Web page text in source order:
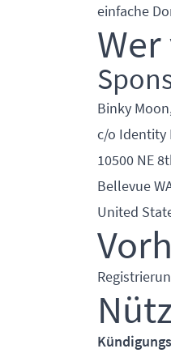
einfache
Binky
c/o Identity
10500 NE
Bellevue
United